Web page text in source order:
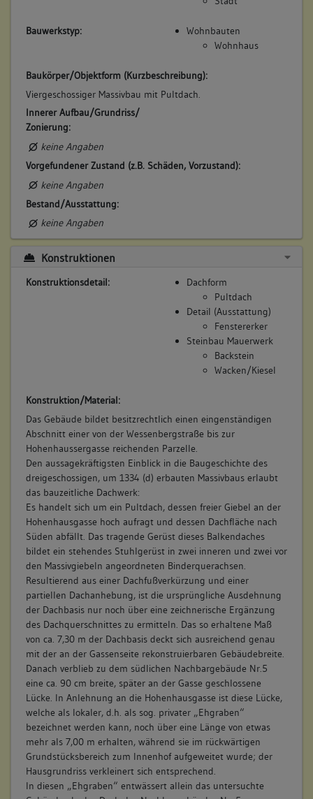
Bauwerkstyp:
Wohnbauten
Wohnhaus
Baukörper/Objektform (Kurzbeschreibung):
Viergeschossiger Massivbau mit Pultdach.
Innerer Aufbau/Grundriss/
Zonierung:
keine Angaben
Vorgefundener Zustand (z.B. Schäden, Vorzustand):
keine Angaben
Bestand/Ausstattung:
keine Angaben
Konstruktionen
Konstruktionsdetail:
Dachform
Pultdach
Detail (Ausstattung)
Fenstererker
Steinbau Mauerwerk
Backstein
Wacken/Kiesel
Konstruktion/Material:
Das Gebäude bildet besitzrechtlich einen eingenständigen
Abschnitt einer von der Wessenbergstraße bis zur
Hohenhaussergasse reichenden Parzelle.
Den aussagekräftigsten Einblick in die Baugeschichte des
dreigeschossigen, um 1334 (d) erbauten Massivbaus erlaubt
das bauzeitliche Dachwerk:
Es handelt sich um ein Pultdach, dessen freier Giebel an der
Hohenhausgasse hoch aufragt und dessen Dachfläche nach
Süden abfällt. Das tragende Gerüst dieses Balkendaches
bildet ein stehendes Stuhlgerüst in zwei inneren und zwei vor
den Massivgiebeln angeordneten Binderquerachsen.
Resultierend aus einer Dachfußverkürzung und einer
partiellen Dachanhebung, ist die ursprüngliche Ausdehnung
der Dachbasis nur noch über eine zeichnerische Ergänzung
des Dachquerschnittes zu ermitteln. Das so erhaltene Maß
von ca. 7,30 m der Dachbasis deckt sich ausreichend genau
mit der an der Gassenseite rekonstruierbaren Gebäudebreite.
Danach verblieb zu dem südlichen Nachbargebäude Nr.5
eine ca. 90 cm breite, später an der Gasse geschlossene
Lücke. In Anlehnung an die Hohenhausgasse ist diese Lücke,
welche als lokaler, d.h. als sog. privater „Ehgraben“
bezeichnet werden kann, noch über eine Länge von etwas
mehr als 7,00 m erhalten, während sie im rückwärtigen
Grundstücksbereich zum Innenhof aufgeweitet wurde; der
Hausgrundriss verkleinert sich entsprechend.
In diesen „Ehgraben“ entwässert allein das untersuchte